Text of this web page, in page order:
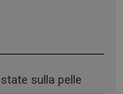
sulla pelle